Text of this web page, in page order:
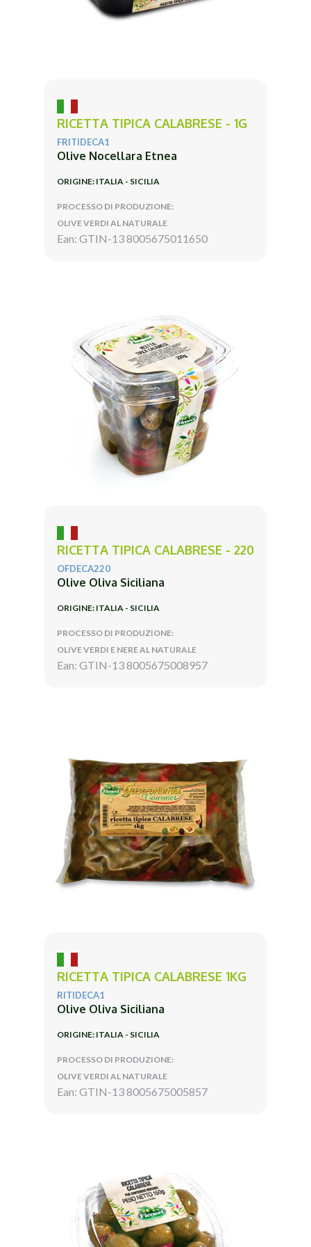
RICETTA TIPICA CALABRESE - 1G
FRITIDECA1
Olive Nocellara Etnea
ORIGINE: ITALIA - SICILIA
PROCESSO DI PRODUZIONE:
OLIVE VERDI AL NATURALE
Ean: GTIN-13 8005675011650
RICETTA TIPICA CALABRESE - 220
OFDECA220
Olive Oliva Siciliana
ORIGINE: ITALIA - SICILIA
PROCESSO DI PRODUZIONE:
OLIVE VERDI E NERE AL NATURALE
Ean: GTIN-13 8005675008957
RICETTA TIPICA CALABRESE 1KG
RITIDECA1
Olive Oliva Siciliana
ORIGINE: ITALIA - SICILIA
PROCESSO DI PRODUZIONE:
OLIVE VERDI AL NATURALE
Ean: GTIN-13 8005675005857